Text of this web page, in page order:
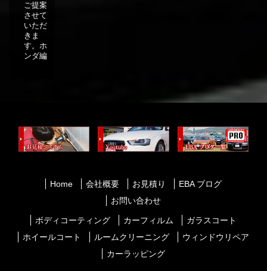
ご提案
させて
いただ
きま
す。ホ
ンダ編
Home 会社概要 お見積り
EBA ブログ
お問い合わせ
ボディコーティング カーフィルム
ガラスコート
ホイールコート
ルームクリーニング
ウィンドウリペア
カーラッピング